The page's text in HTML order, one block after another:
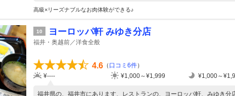
高級×リーズナブルなお肉体験ができる♪
10 ヨーロッパ軒 みゆき分店
福井・奥越前／洋食全般
4.6 （ 口コミ6件）
¥----
¥1,000～¥1,999 ¥1,000～
福井県の、福井市にあります、レストランの、ヨーロッパ軒、みゆき分